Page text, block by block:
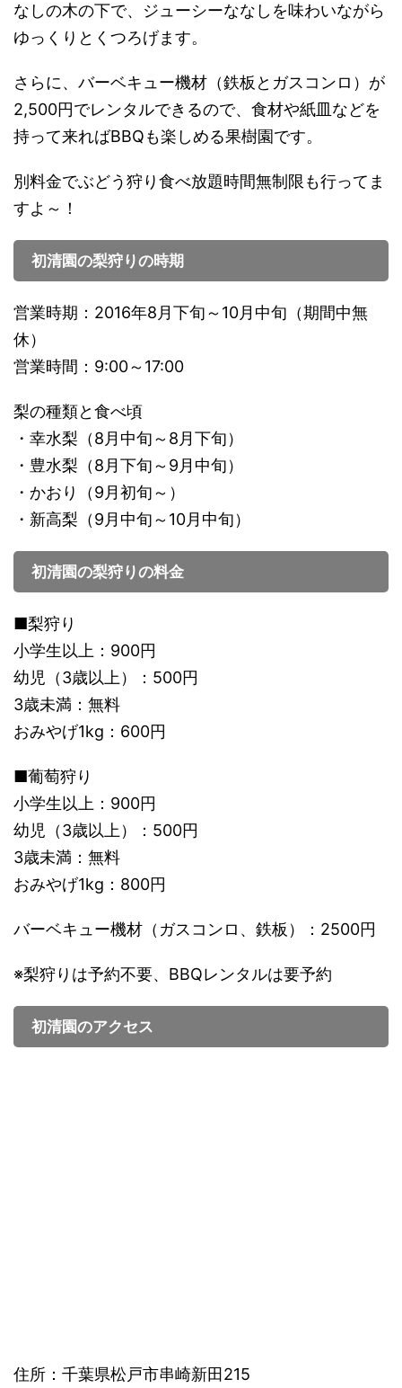
なしの木の下で、ジューシーななしを味わいながら
ゆっくりとくつろげます。
さらに、バーベキュー機材（鉄板とガスコンロ）が
2,500円でレンタルできるので、食材や紙皿などを
持って来ればBBQも楽しめる果樹園です。
別料金でぶどう狩り食べ放題時間無制限も行ってま
すよ～！
初清園の梨狩りの時期
営業時期：2016年8月下旬～10月中旬（期間中無
休）
営業時間：9:00～17:00
梨の種類と食べ頃
・幸水梨（8月中旬～8月下旬）
・豊水梨（8月下旬～9月中旬）
・かおり（9月初旬～）
・新高梨（9月中旬～10月中旬）
初清園の梨狩りの料金
■梨狩り
小学生以上：900円
幼児（3歳以上）：500円
3歳未満：無料
おみやげ1kg：600円
■葡萄狩り
小学生以上：900円
幼児（3歳以上）：500円
3歳未満：無料
おみやげ1kg：800円
バーベキュー機材（ガスコンロ、鉄板）：2500円
※梨狩りは予約不要、BBQレンタルは要予約
初清園のアクセス
住所：千葉県松戸市串崎新田215